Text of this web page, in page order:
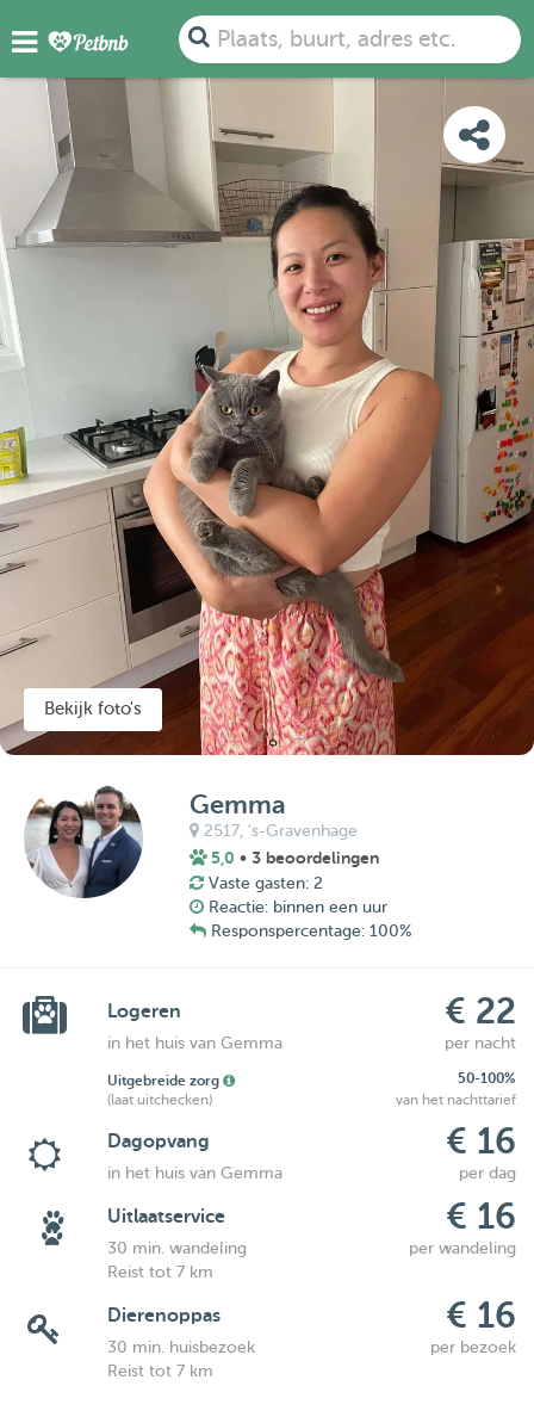
Plaats, buurt, adres etc.
FOTO'S BEOORDELINGEN KAART
Bekijk foto's
Gemma
2517, 's-Gravenhage
5,0 • 3 beoordelingen
Vaste gasten: 2
Reactie: binnen een uur
Responspercentage: 100%
Logeren € 22
in het huis van Gemma per nacht
Uitgebreide zorg
50-100%
(laat uitchecken)
van het nachttarief
Dagopvang € 16
in het huis van Gemma per dag
Uitlaatservice € 16
30 min. wandeling
per wandeling
Reist tot 7 km
Dierenoppas € 16
30 min. huisbezoek
per bezoek
Reist tot 7 km